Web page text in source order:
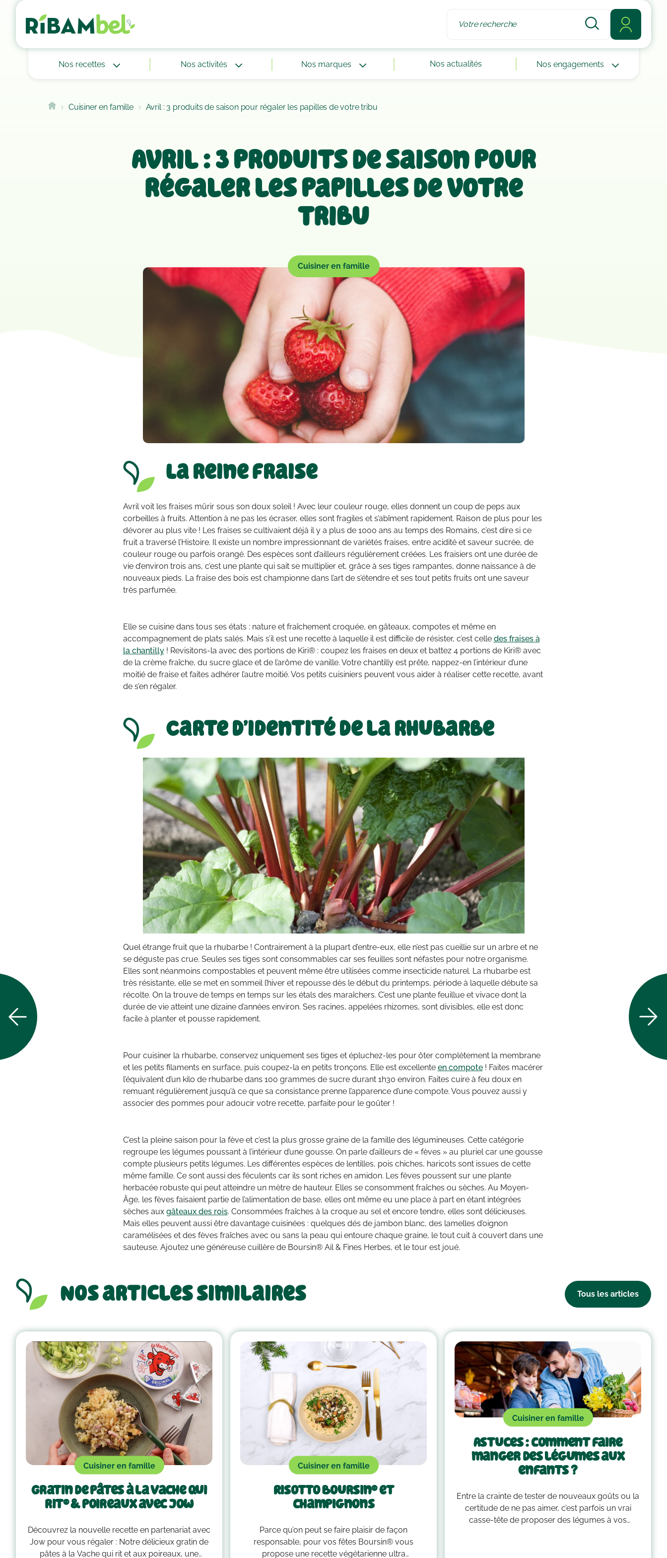
Nos recettes Nos activités Nos marques Nos actualités Nos engagements
Cuisiner en famille Avril : 3 produits de saison pour régaler les papilles de votre tribu
Avril : 3 produits de saison pour
régaler les papilles de votre
tribu
Cuisiner en famille
La reine fraise
Avril voit les fraises mûrir sous son doux soleil ! Avec leur couleur rouge, elles donnent un coup de peps aux
corbeilles à fruits. Attention à ne pas les écraser, elles sont fragiles et s’abîment rapidement. Raison de plus pour les
dévorer au plus vite ! Les fraises se cultivaient déjà il y a plus de 1000 ans au temps des Romains, c’est dire si ce
fruit a traversé l’Histoire. Il existe un nombre impressionnant de variétés fraises, entre acidité et saveur sucrée, de
couleur rouge ou parfois orangé. Des espèces sont d’ailleurs régulièrement créées. Les fraisiers ont une durée de
vie d’environ trois ans, c’est une plante qui sait se multiplier et, grâce à ses tiges rampantes, donne naissance à de
nouveaux pieds. La fraise des bois est championne dans l’art de s’étendre et ses tout petits fruits ont une saveur
très parfumée.
Elle se cuisine dans tous ses états : nature et fraîchement croquée, en gâteaux, compotes et même en
accompagnement de plats salés. Mais s’il est une recette à laquelle il est difficile de résister, c’est celle des fraises à
la chantilly! Revisitons-la avec des portions de Kiri® : coupez les fraises en deux et battez 4 portions de Kiri® avec
de la crème fraîche, du sucre glace et de l’arôme de vanille. Votre chantilly est prête, nappez-en l’intérieur d’une
moitié de fraise et faites adhérer l’autre moitié. Vos petits cuisiniers peuvent vous aider à réaliser cette recette, avant
de s’en régaler.
Carte d’identité de la rhubarbe
Quel étrange fruit que la rhubarbe ! Contrairement à la plupart d’entre-eux, elle n’est pas cueillie sur un arbre et ne
se déguste pas crue. Seules ses tiges sont consommables car ses feuilles sont néfastes pour notre organisme.
Elles sont néanmoins compostables et peuvent même être utilisées comme insecticide naturel. La rhubarbe est
très résistante, elle se met en sommeil l’hiver et repousse dès le début du printemps, période à laquelle débute sa
récolte. On la trouve de temps en temps sur les étals des maraîchers. C’est une plante feuillue et vivace dont la
durée de vie atteint une dizaine d’années environ. Ses racines, appelées rhizomes, sont divisibles, elle est donc
facile à planter et pousse rapidement.
Pour cuisiner la rhubarbe, conservez uniquement ses tiges et épluchez-les pour ôter complètement la membrane
et les petits filaments en surface, puis coupez-la en petits tronçons. Elle est excellente en compote! Faites macérer
l’équivalent d’un kilo de rhubarbe dans 100 grammes de sucre durant 1h30 environ. Faites cuire à feu doux en
remuant régulièrement jusqu’à ce que sa consistance prenne l’apparence d’une compote. Vous pouvez aussi y
associer des pommes pour adoucir votre recette, parfaite pour le goûter !
C’est la pleine saison pour la fève et c’est la plus grosse graine de la famille des légumineuses. Cette catégorie
regroupe les légumes poussant à l’intérieur d’une gousse. On parle d’ailleurs de « fèves » au pluriel car une gousse
compte plusieurs petits légumes. Les différentes espèces de lentilles, pois chiches, haricots sont issues de cette
même famille. Ce sont aussi des féculents car ils sont riches en amidon. Les fèves poussent sur une plante
herbacée robuste qui peut atteindre un mètre de hauteur. Elles se consomment fraîches ou sèches. Au Moyen-
Âge, les fèves faisaient partie de l’alimentation de base, elles ont même eu une place à part en étant intégrées
sèches aux gâteaux des rois. Consommées fraîches à la croque au sel et encore tendre, elles sont délicieuses.
Mais elles peuvent aussi être davantage cuisinées : quelques dés de jambon blanc, des lamelles d’oignon
caramélisées et des fèves fraîches avec ou sans la peau qui entoure chaque graine, le tout cuit à couvert dans une
sauteuse. Ajoutez une généreuse cuillère de Boursin® Ail & Fines Herbes, et le tour est joué.
Nos articles similaires Tous les articles
Cuisiner en famille
Gratin de pâtes à La Vache qui
rit® & poireaux avec Jow
Découvrez la nouvelle recette en partenariat avec
Jow pour vous régaler : Notre délicieux gratin de
pâtes à la Vache qui rit et aux poireaux, une
Cuisiner en famille
Risotto Boursin® et
champignons
Parce qu’on peut se faire plaisir de façon
responsable, pour vos fêtes Boursin® vous
propose une recette végétarienne ultra
Cuisiner en famille
Astuces : comment faire
manger des légumes aux
enfants ?
Entre la crainte de tester de nouveaux goûts ou la
certitude de ne pas aimer, c’est parfois un vrai
casse-tête de proposer des légumes à vos
Cookies management panel